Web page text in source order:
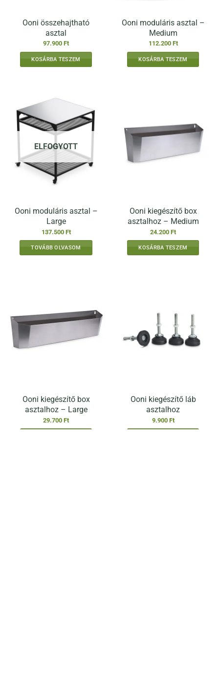
Ooni összehajtható
asztal
97.900 Ft
KOSÁRBA TESZEM
Ooni moduláris asztal –
Medium
112.200 Ft
KOSÁRBA TESZEM
ELFOGYOTT
Ooni moduláris asztal –
Large
137.500 Ft
TOVÁBB OLVASOM
Ooni kiegészítő box
asztalhoz – Medium
24.200 Ft
KOSÁRBA TESZEM
Ooni kiegészítő box
asztalhoz – Large
29.700 Ft
Ooni kiegészítő láb
asztalhoz
9.900 Ft